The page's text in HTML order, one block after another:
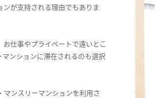
が支持される理由でもありま
仕事やプライベートで遠いとこ
ンションに滞在されるのも選択
ンスリーマンションを利用さ